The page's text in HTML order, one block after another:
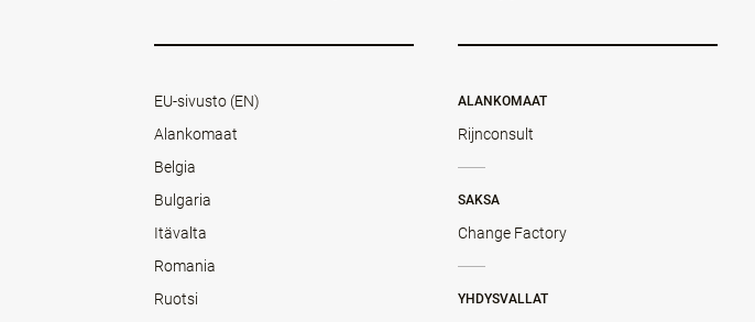
EU-sivusto (EN)
Alankomaat
Belgia
Bulgaria
Itävalta
Romania
Ruotsi
ALANKOMAAT
Rijnconsult
SAKSA
Change Factory
YHDYSVALLAT